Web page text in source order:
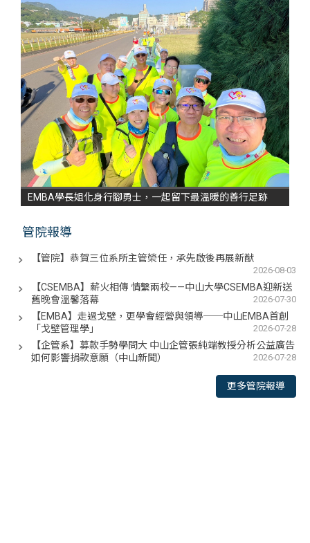
EMBA學長姐化身行腳勇士，一起留下最溫暖的善行足跡
管院報導
【管院】恭賀三位系所主管榮任，承先啟後再展新猷
2026-08-03
【CSEMBA】薪火相傳 情繫兩校——中山大學CSEMBA迎新送
舊晚會溫馨落幕
2026-07-30
【EMBA】走過戈壁，更學會經營與領導──中山EMBA首創
「戈壁管理學」
2026-07-28
【企管系】募款手勢學問大 中山企管張純端教授分析公益廣告
如何影響捐款意願（中山新聞）
2026-07-28
更多管院報導